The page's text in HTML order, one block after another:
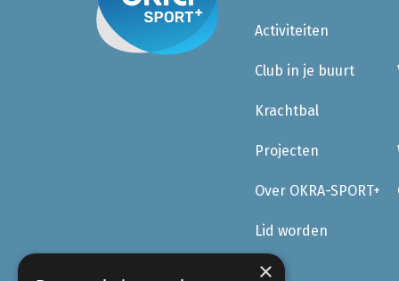
Activiteiten
Club in je buurt
Krachtbal
Projecten
Over OKRA-SPORT+
Lid worden
×